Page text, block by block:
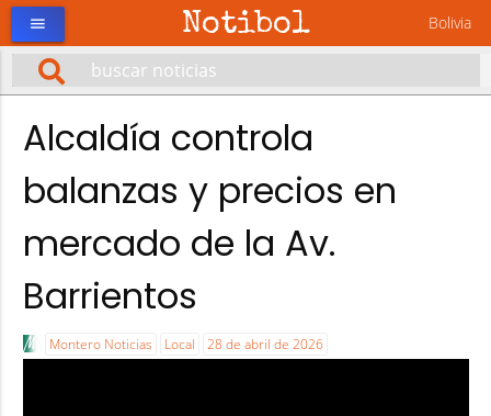
Notibol Bolivia
menu
Alcaldía controla
balanzas y precios en
mercado de la Av.
Barrientos
Montero Noticias Local 28 de abril de 2026